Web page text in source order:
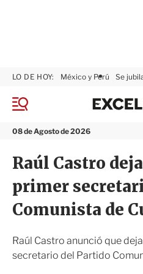
M
n
08 de Agosto de 2026
LO DE HOY: México y Perú Se
Raúl Castro
primer
Comunista de
Raúl Castro anunció que
secretario del Partido